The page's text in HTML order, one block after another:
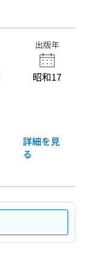
出版年
昭和17
詳細を見
る